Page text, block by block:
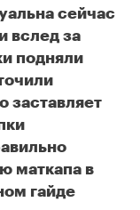
сейчас
вслед за
подняли
заставляет
маткапа в
гайде